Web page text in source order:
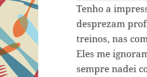
Tenho a
desprezam
treinos, nas
Eles me
sempre nadei